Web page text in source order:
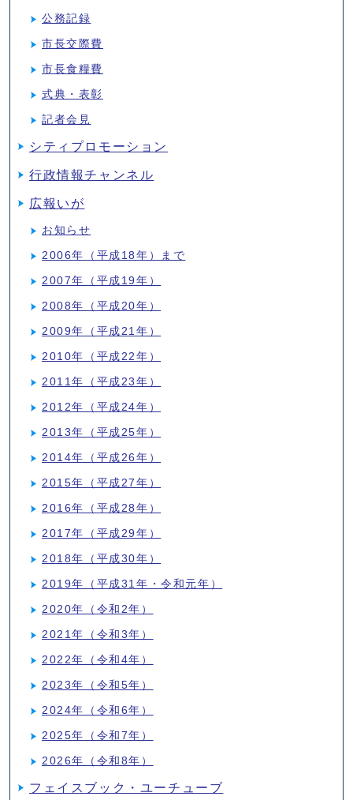
公務記録
市長交際費
市長食糧費
式典・表彰
記者会見
シティプロモーション
行政情報チャンネル
広報いが
お知らせ
2006年（平成18年）まで
2007年（平成19年）
2008年（平成20年）
2009年（平成21年）
2010年（平成22年）
2011年（平成23年）
2012年（平成24年）
2013年（平成25年）
2014年（平成26年）
2015年（平成27年）
2016年（平成28年）
2017年（平成29年）
2018年（平成30年）
2019年（平成31年・令和元年）
2020年（令和2年）
2021年（令和3年）
2022年（令和4年）
2023年（令和5年）
2024年（令和6年）
2025年（令和7年）
2026年（令和8年）
フェイスブック・ユーチューブ